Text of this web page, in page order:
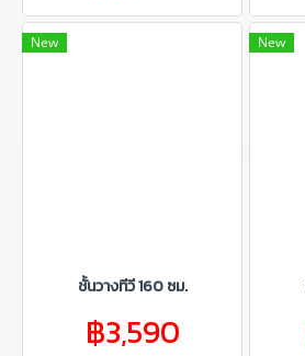
New
ชั้นวางทีวี 160 ซม.
฿3,590
New